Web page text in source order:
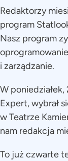
Redaktorzy
program
Nasz program
i zarządzanie.
W
Expert, wybrał
w Teatrze
nam redakcja
To już czwarte